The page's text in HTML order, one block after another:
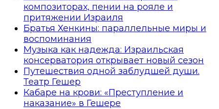
композиторах, пении на рояле и
притяжении Израиля
Братья Хенкины: параллельные миры и
воспоминания
Музыка как надежда: Израильская
консерватория открывает новый сезон
Путешествия одной заблудшей души.
Театр Гешер
Кабаре на крови: «Преступление и
наказание» в Гешере